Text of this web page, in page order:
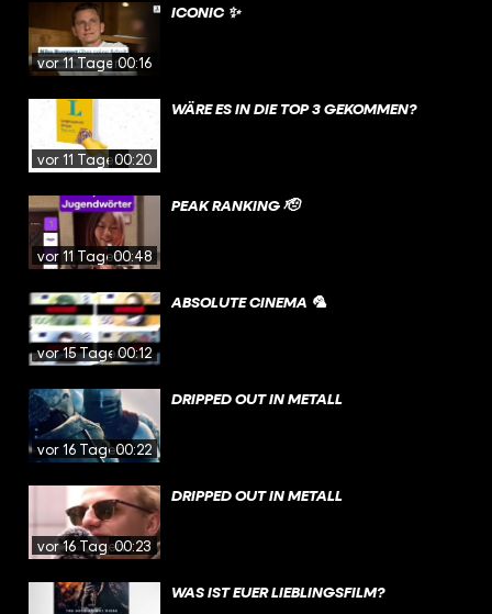
vor 11 Tagen00:16
ICONIC ✨
vor 11 Tagen00:20
WÄRE ES IN DIE TOP 3 GEKOMMEN?
vor 11 Tagen00:48
PEAK RANKING 🫡
vor 15 Tagen00:12
ABSOLUTE CINEMA 🦜
vor 16 Tagen00:22
DRIPPED OUT IN METALL
vor 16 Tagen00:23
DRIPPED OUT IN METALL
WAS IST EUER LIEBLINGSFILM?